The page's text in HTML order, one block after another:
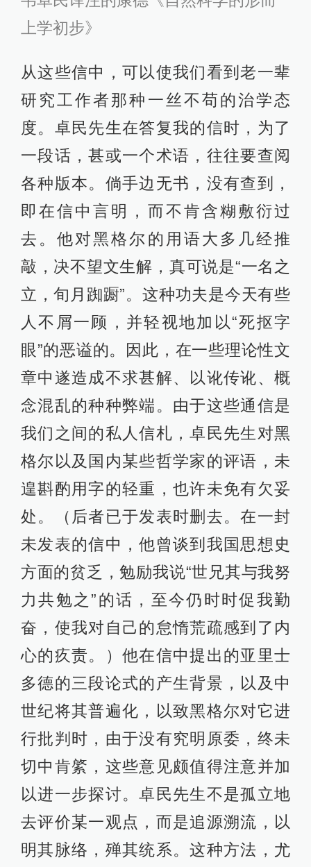
上学初步》
从这些信中，可以使我们看到老一辈
研究工作者那种一丝不苟的治学态
度。卓民先生在答复我的信时，为了
一段话，甚或一个术语，往往要查阅
各种版本。倘手边无书，没有查到，
即在信中言明，而不肯含糊敷衍过
去。他对黑格尔的用语大多几经推
敲，决不望文生解，真可说是“一名之
立，旬月踟蹰”。这种功夫是今天有些
人不屑一顾，并轻视地加以“死抠字
眼”的恶谥的。因此，在一些理论性文
章中遂造成不求甚解、以讹传讹、概
念混乱的种种弊端。由于这些通信是
我们之间的私人信札，卓民先生对黑
格尔以及国内某些哲学家的评语，未
遑斟酌用字的轻重，也许未免有欠妥
处。（后者已于发表时删去。在一封
未发表的信中，他曾谈到我国思想史
方面的贫乏，勉励我说“世兄其与我努
力共勉之”的话，至今仍时时促我勤
奋，使我对自己的怠惰荒疏感到了内
心的疚责。）他在信中提出的亚里士
多德的三段论式的产生背景，以及中
世纪将其普遍化，以致黑格尔对它进
行批判时，由于没有究明原委，终未
切中肯綮，这些意见颇值得注意并加
以进一步探讨。卓民先生不是孤立地
去评价某一观点，而是追源溯流，以
明其脉络，殚其统系。这种方法，尤